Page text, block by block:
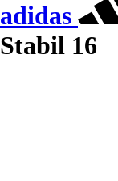
adidas
Stabil 16